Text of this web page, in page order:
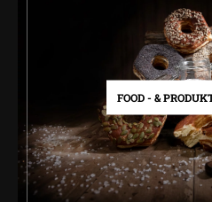
FOOD - &